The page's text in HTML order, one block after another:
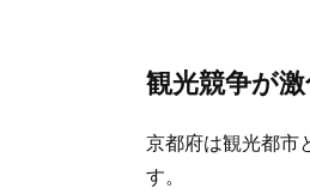
観光競争が
京都府は観光都市
す。